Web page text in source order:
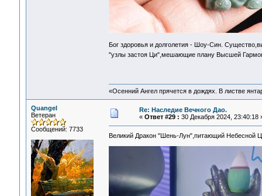
Бог здоровья и долголетия - Шоу-Син.
"узлы застоя Ци",мешающие плану Высшей
«Осенний Ангел прячется в дождях. В листве
Quangel
Ветеран
Сообщений: 7733
Re: Наследие Вечного Дао.
« Ответ #29 : 30 Декабря 2024, 23:40:18
Великий Дракон "Шень-Лун",питающий